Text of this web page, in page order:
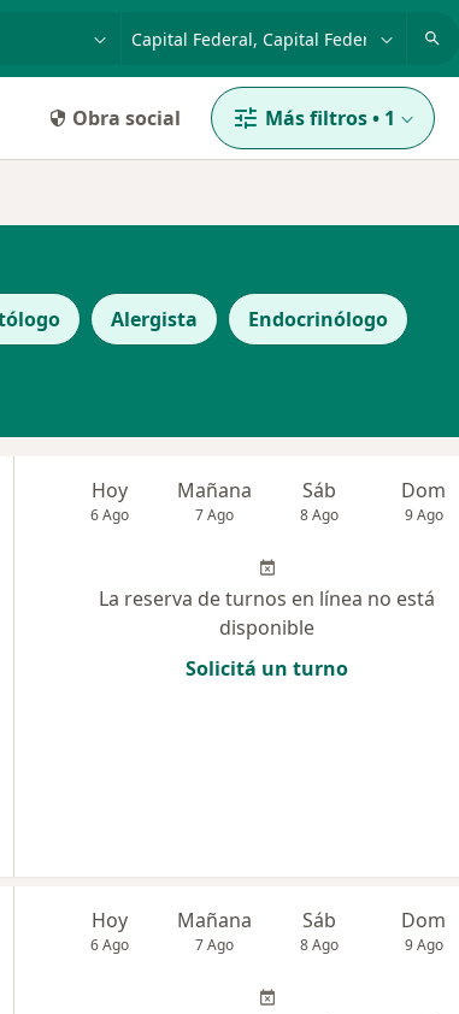
Obra social Más filtros• 1
Alergista Endocrinólogo
Hoy
6 Ago
Mañana
7 Ago
Sáb
8 Ago
Dom
9 Ago
La reserva de turnos en línea no está
disponible
Solicitá un turno
Hoy
6 Ago
Mañana
7 Ago
Sáb
8 Ago
Dom
9 Ago